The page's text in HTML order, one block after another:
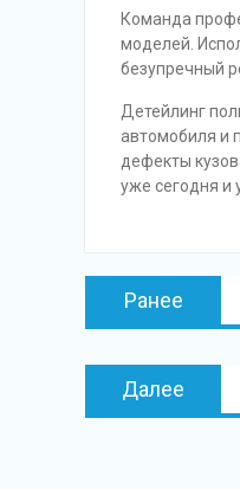
Команда
моделей.
безупречный
Детейлинг
автомобиля и
дефекты
уже сегодня и
Навигация
Ранее
Далее